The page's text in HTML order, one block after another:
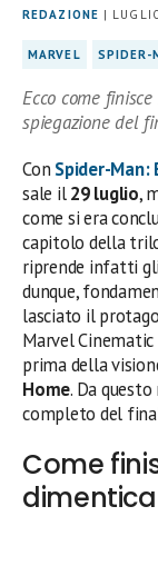
REDAZIONE |
MARVEL SPIDER-
Ecco come
spiegazione del
Con Spider-Man:
sale il29 luglio,
come si era
capitolo della
riprende infatti
dunque,
lasciato il
Marvel Cinematic
prima della
Home. Da
completo del
Come